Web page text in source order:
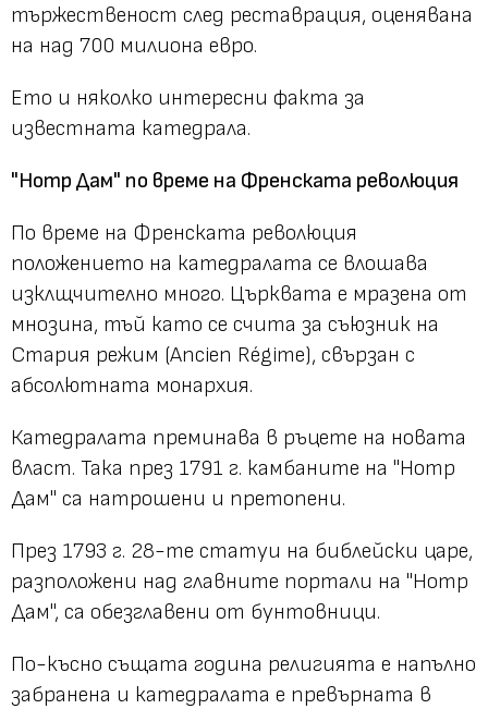
тържественост след реставрация, оценявана
на над 700 милиона евро.
Ето и няколко интересни факта за
известната катедрала.
"Нотр Дам" по време на Френската революция
По време на Френската революция
положението на катедралата се влошава
изклщчително много. Църквата е мразена от
мнозина, тъй като се счита за съюзник на
Стария режим (Ancien Régime), свързан с
абсолютната монархия.
Катедралата преминава в ръцете на новата
власт. Така през 1791 г. камбаните на "Нотр
Дам" са натрошени и претопени.
През 1793 г. 28-те статуи на библейски царе,
разположени над главните портали на "Нотр
Дам", са обезглавени от бунтовници.
По-късно същата година религията е напълно
забранена и катедралата е превърната в